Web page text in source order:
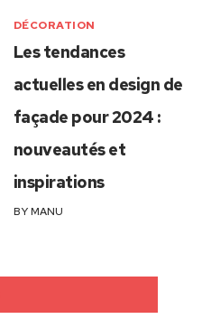
DÉCORATION
Les tendances
actuelles en design de
façade pour 2024 :
nouveautés et
inspirations
BYMANU